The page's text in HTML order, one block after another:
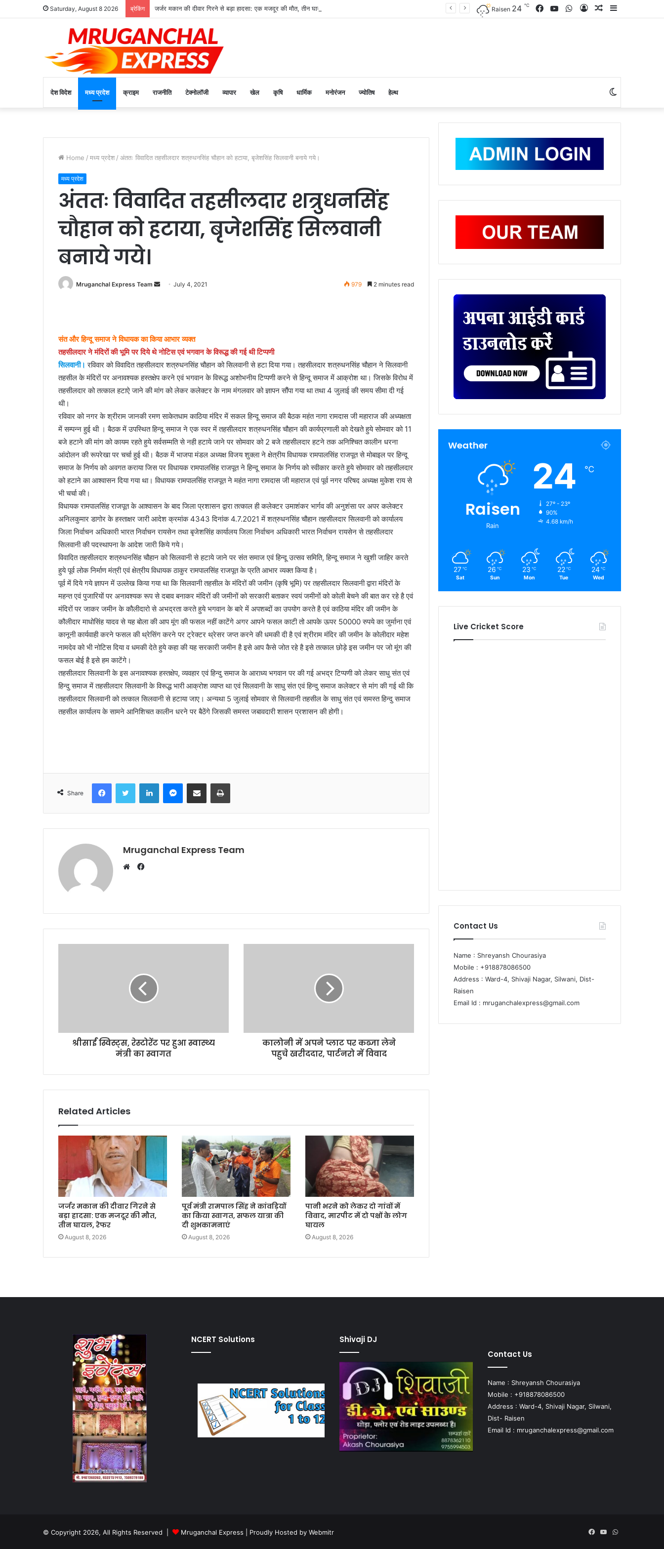
Saturday, August 8 2026 ब्रेकिंग जर्जर मकान की दीवार गिरने से बड़ा हादसा: एक मजदूर की मौत, तीन घायल, रेफर Sidebar
Random
Log
WhatsApp
YouTube
Facebook
Raisen 24 ℃
देश विदेश मध्य प्रदेश क्राइम राजनीति टेक्नोलॉजी व्यापार खेल कृषि धार्मिक मनोरंजन ज्योतिष हेल्थ
skin
Home / मध्य प्रदेश / अंततः विवादित तहसीलदार शत्रुधनसिंह चौहान को हटाया, बृजेशसिंह सिलवानी बनाये गये।
मध्य प्रदेश
अंततः विवादित तहसीलदार शत्रुधनसिंह
चौहान को हटाया, बृजेशसिंह सिलवानी
बनाये गये।
Mruganchal Express Team
Send July 4, 2021 979 2 minutes read
संत और हिन्दू समाज ने विधायक का किया आभार व्यक्त
तहसीलदार ने मंदिरों की भूमि पर दिये थे नोटिस एवं भगवान के विरूद्ध की गई थी टिप्पणी
सिलवानी। रविवार को विवादित तहसीलदार शत्रुधनसिंह चौहान को सिलवानी से हटा दिया गया। तहसीलदार शत्रुधनसिंह चौहान ने सिलवानी
तहसील के मंदिरों पर अनावश्यक हस्तक्षेप करने एवं भगवान के विरूद्ध अशोभनीय टिप्पणी करने से हिन्दू समाज में आक्रोश था। जिसके विरोध में
तहसीलदार को तत्काल हटाऐ जाने की मांग को लेकर कलेक्टर के नाम मंगलवार को ज्ञापन सौंपा गया था तथा 4 जुलाई की समय सीमा दी गई
थी।
रविवार को नगर के श्रीराम जानकी रमण साकेतधाम काठिया मंदिर में सकल हिन्दू समाज की बैठक महंत नागा रामदास जी महाराज की अध्यक्षता
में सम्पन्न हुई थी । बैठक में उपस्थित हिन्दू समाज ने एक स्वर में तहसीलदार शत्रुधनसिंह चौहान की कार्यप्रणाली को देखते हुये सोमवार को 11
बजे हटाने की मांग को कायम रहते हुये सर्वसम्मति से नही हटाये जाने पर सोमवार को 2 बजे तहसीलदार हटने तक अनिश्चित कालीन धरना
आंदोलन की रूपरेखा पर चर्चा हुई थी। बैठक में भाजपा मंडल अध्यक्ष विजय शुक्ला ने क्षेत्रीय विधायक रामपालसिंह राजपूत से मोबाइल पर हिन्दू
समाज के निर्णय को अवगत कराया जिस पर विधायक रामपालसिंह राजपूत ने हिन्दू समाज के निर्णय को स्वीकार करते हुये सोमवार को तहसीलदार
को हटाने का आश्वासन दिया गया था। विधायक रामपालसिंह राजपूत ने महंत नागा रामदास जी महाराज एवं पूर्व नगर परिषद अध्यक्ष मुकेश राय से
भी चर्चा की।
विधायक रामपालसिंह राजपूत के आश्वासन के बाद जिला प्रशासन द्वारा तत्काल ही कलेक्टर उमाशंकर भार्गव की अनुशंसा पर अपर कलेक्टर
अनिलकुमार डागोर के हस्ताक्षर जारी आदेश क्रमांक 4343 दिनांक 4.7.2021 में शत्रुधनसिंह चौहान तहसीलदार सिलवानी को कार्यालय
जिला निर्वाचन अधिकारी भारत निर्वाचन रायसेन तथा बृजेशसिंह कार्यालय जिला निर्वाचन अधिकारी भारत निर्वाचन रायसेन से तहसीलदार
सिलवानी की पदस्थापना के आदेश जारी किये गये।
विवादित तहसीलदार शत्रुधनसिंह चौहान को सिलवानी से हटाये जाने पर संत समाज एवं हिन्दू उत्सव समिति, हिन्दू समाज ने खुशी जाहिर करते
हुये पूर्व लोक निर्माण मंत्री एवं क्षेत्रीय विधायक ठाकुर रामपालसिंह राजपूत के प्रति आभार व्यक्त किया है।
पूर्व में दिये गये ज्ञापन में उल्लेख किया गया था कि सिलवानी तहसील के मंदिरों की जमीन (कृषि भूमि) पर तहसीलदार सिलवानी द्वारा मंदिरों के
महन्त एवं पुजारियों पर अनावश्यक रूप से दबाव बनाकर मंदिरों की जमीनों को सरकारी बताकर स्वयं जमीनों को कोली बेचने की बात कर रहे है एवं
मंदिरों पर जाकर जमीन के कौलीदारो से अभद्रता करते हुये भगवान के बारे में अपशब्दों का उपयोग करते है एवं काठिया मंदिर की जमीन के
कौलीदार माधोसिंह यादव से यह बोला की आप मूंग की फसल नहीं काटेंगे अगर आपने फसल काटी तो आपके ऊपर 50000 रुपये का जुर्माना एवं
कानूनी कार्यवाही करने फसल की थ्रेसिंग करने पर ट्रेक्टर थ्रेसर जप्त करने की धमकी दी है एवं श्रीराम मंदिर की जमीन के कोलीदार महेश
नामदेव को भी नोटिस दिया व धमकी देते हुये कहा की यह सरकारी जमीन है इसे आप कैसे जोत रहे है इसे तत्काल छोड़े इस जमीन पर जो मूंग की
फसल बोई है इसे हम काटेंगे।
तहसीलदार सिलवानी के इस अनावश्यक हस्तक्षेप, व्यवहार एवं हिन्दु समाज के आराध्य भगवान पर की गई अभद्र टिप्पणी को लेकर साधु संत एवं
हिन्दु समाज में तहसीलदार सिलवानी के विरूद्ध भारी आक्रोश व्याप्त था एवं सिलवानी के साधु संत एवं हिन्दु समाज कलेक्टर से मांग की गई थी कि
तहसीलदार सिलवानी को तत्काल सिलवानी से हटाया जाए। अन्यथा 5 जुलाई सोमवार से सिलवानी तहसील के साधु संत एवं समस्त हिन्दु समाज
तहसील कार्यालय के सामने आनिशिचत कालीन धरने पर बैठेंगे जिसकी समस्त जबावदारी शासन प्रशासन की होगी।
Share
FacebookTwitter LinkedInMessenger
Share via Email Print
Mruganchal Express Team
Facebook
श्रीसाईं स्विस्ट्स, रेस्टोरेंट पर हुआ स्वास्थ्य
मंत्री का स्वागत
कालोनी में अपने प्लाट पर कब्जा लेने
पहुचे खरीददार, पार्टनरो में विवाद
Related Articles
जर्जर मकान की दीवार गिरने से
बड़ा हादसा: एक मजदूर की मौत,
तीन घायल, रेफर
August 8, 2026
पूर्व मंत्री रामपाल सिंह ने कांवड़ियों
का किया स्वागत, सफल यात्रा की
दी शुभकामनाएं
August 8, 2026
पानी भरने को लेकर दो गांवों में
विवाद, मारपीट में दो पक्षों के लोग
घायल
August 8, 2026
Weather
Raisen
Rain
24 ℃
27º - 23º
90%
4.68 km/h
27 ℃
Sat
26 ℃
Sun
23 ℃
Mon
22 ℃
Tue
24 ℃
Wed
Live Cricket Score
Contact Us
Name : Shreyansh Chourasiya
Mobile : +918878086500
Address : Ward-4, Shivaji Nagar, Silwani, Dist-
Raisen
Email Id : mruganchalexpress@gmail.com
NCERT Solutions
Shivaji DJ
Contact Us
Name : Shreyansh Chourasiya
Mobile : +918878086500
Address : Ward-4, Shivaji Nagar, Silwani,
Dist- Raisen
Email Id : mruganchalexpress@gmail.com
© Copyright 2026, All Rights Reserved | Mruganchal Express | Proudly Hosted by Webmitr Facebook
YouTubeWhatsApp